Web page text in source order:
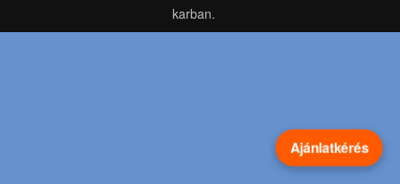
Ajánlatkérés
karban.